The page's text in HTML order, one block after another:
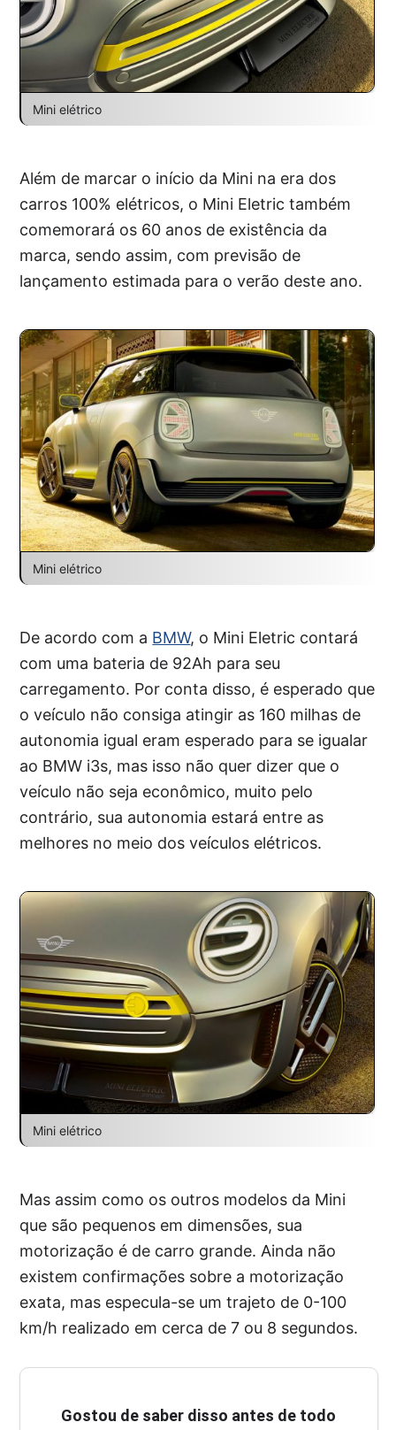
Mini elétrico
Além de marcar o início da Mini na era dos
carros 100% elétricos, o Mini Eletric também
comemorará os 60 anos de existência da
marca, sendo assim, com previsão de
lançamento estimada para o verão deste ano.
Mini elétrico
De acordo com a BMW, o Mini Eletric contará
com uma bateria de 92Ah para seu
carregamento. Por conta disso, é esperado que
o veículo não consiga atingir as 160 milhas de
autonomia igual eram esperado para se igualar
ao BMW i3s, mas isso não quer dizer que o
veículo não seja econômico, muito pelo
contrário, sua autonomia estará entre as
melhores no meio dos veículos elétricos.
Mini elétrico
Mas assim como os outros modelos da Mini
que são pequenos em dimensões, sua
motorização é de carro grande. Ainda não
existem confirmações sobre a motorização
exata, mas especula-se um trajeto de 0-100
km/h realizado em cerca de 7 ou 8 segundos.
Gostou de saber disso antes de todo